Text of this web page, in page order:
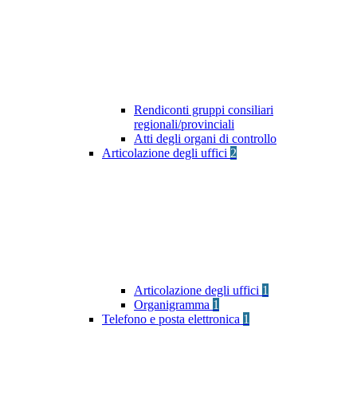
Rendiconti gruppi consiliari
regionali/provinciali
Atti degli organi di controllo
Articolazione degli uffici 2
Articolazione degli uffici 1
Organigramma 1
Telefono e posta elettronica 1